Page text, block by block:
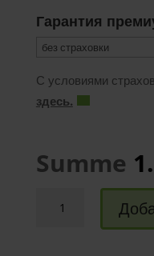
Гарантия
С условиями
здесь.